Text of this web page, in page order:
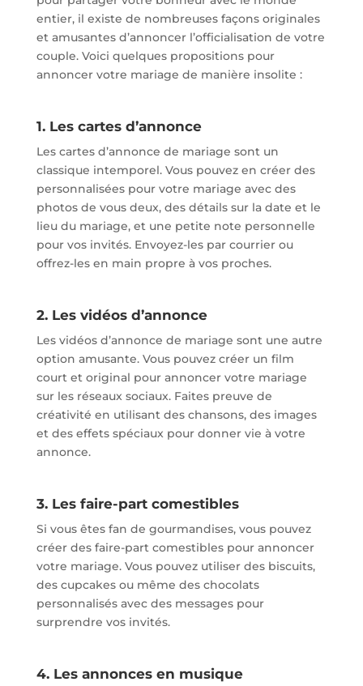
entier, il existe de nombreuses façons originales
et amusantes d’annoncer l’officialisation de votre
couple. Voici quelques propositions pour
annoncer votre mariage de manière insolite :
1. Les cartes d’annonce
Les cartes d’annonce de mariage sont un
classique intemporel. Vous pouvez en créer des
personnalisées pour votre mariage avec des
photos de vous deux, des détails sur la date et le
lieu du mariage, et une petite note personnelle
pour vos invités. Envoyez-les par courrier ou
offrez-les en main propre à vos proches.
2. Les vidéos d’annonce
Les vidéos d’annonce de mariage sont une autre
option amusante. Vous pouvez créer un film
court et original pour annoncer votre mariage
sur les réseaux sociaux. Faites preuve de
créativité en utilisant des chansons, des images
et des effets spéciaux pour donner vie à votre
annonce.
3. Les faire-part comestibles
Si vous êtes fan de gourmandises, vous pouvez
créer des faire-part comestibles pour annoncer
votre mariage. Vous pouvez utiliser des biscuits,
des cupcakes ou même des chocolats
personnalisés avec des messages pour
surprendre vos invités.
4. Les annonces en musique